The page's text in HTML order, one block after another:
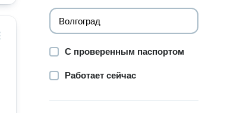
С проверенным паспортом
Работает сейчас